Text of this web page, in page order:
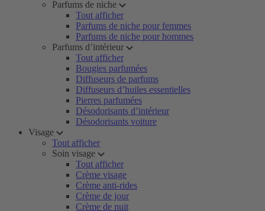
Parfums de niche
Tout afficher
Parfums de niche pour femmes
Parfums de niche pour hommes
Parfums d’intérieur
Tout afficher
Bougies parfumées
Diffuseurs de parfums
Diffuseurs d’huiles essentielles
Pierres parfumées
Désodorisants d’intérieur
Désodorisants voiture
Visage
Tout afficher
Soin visage
Tout afficher
Crème visage
Crème anti-rides
Crème de jour
Crème de nuit